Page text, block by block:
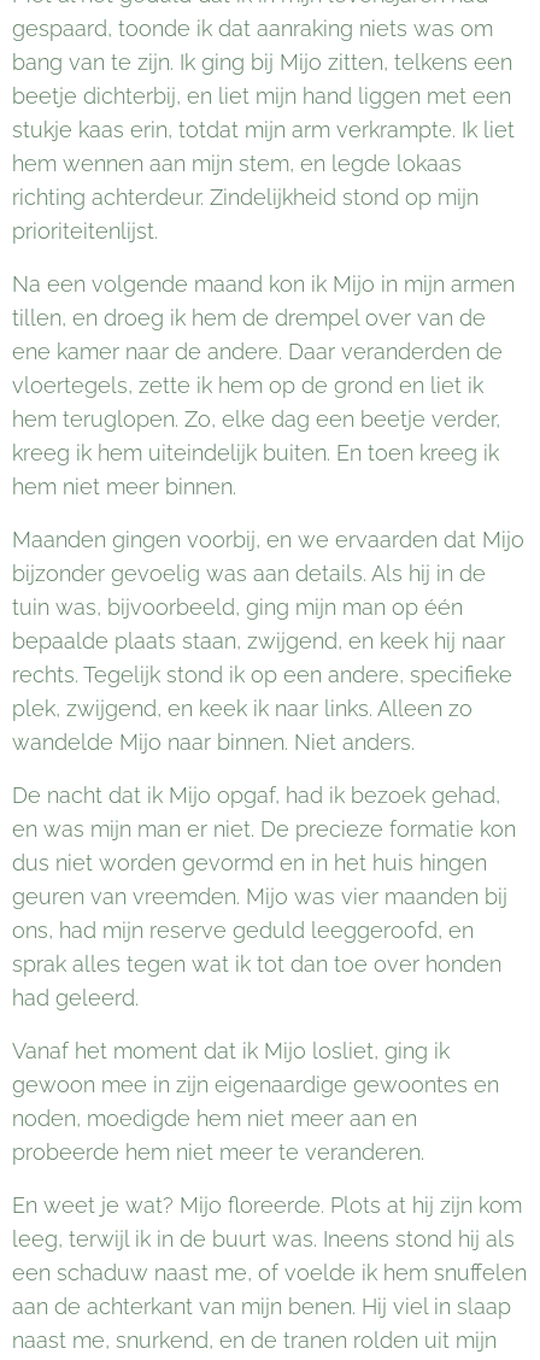
gespaard, toonde ik dat aanraking niets was om
bang van te zijn. Ik ging bij Mijo zitten, telkens een
beetje dichterbij, en liet mijn hand liggen met een
stukje kaas erin, totdat mijn arm verkrampte. Ik liet
hem wennen aan mijn stem, en legde lokaas
richting achterdeur. Zindelijkheid stond op mijn
prioriteitenlijst.
Na een volgende maand kon ik Mijo in mijn armen
tillen, en droeg ik hem de drempel over van de
ene kamer naar de andere. Daar veranderden de
vloertegels, zette ik hem op de grond en liet ik
hem teruglopen. Zo, elke dag een beetje verder,
kreeg ik hem uiteindelijk buiten. En toen kreeg ik
hem niet meer binnen.
Maanden gingen voorbij, en we ervaarden dat Mijo
bijzonder gevoelig was aan details. Als hij in de
tuin was, bijvoorbeeld, ging mijn man op één
bepaalde plaats staan, zwijgend, en keek hij naar
rechts. Tegelijk stond ik op een andere, specifieke
plek, zwijgend, en keek ik naar links. Alleen zo
wandelde Mijo naar binnen. Niet anders.
De nacht dat ik Mijo opgaf, had ik bezoek gehad,
en was mijn man er niet. De precieze formatie kon
dus niet worden gevormd en in het huis hingen
geuren van vreemden. Mijo was vier maanden bij
ons, had mijn reserve geduld leeggeroofd, en
sprak alles tegen wat ik tot dan toe over honden
had geleerd.
Vanaf het moment dat ik Mijo losliet, ging ik
gewoon mee in zijn eigenaardige gewoontes en
noden, moedigde hem niet meer aan en
probeerde hem niet meer te veranderen.
En weet je wat? Mijo floreerde. Plots at hij zijn kom
leeg, terwijl ik in de buurt was. Ineens stond hij als
een schaduw naast me, of voelde ik hem snuffelen
aan de achterkant van mijn benen. Hij viel in slaap
naast me, snurkend, en de tranen rolden uit mijn